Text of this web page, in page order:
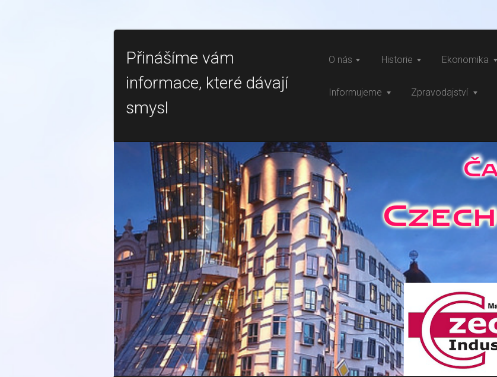
Přinášíme vám
informace, které dávají
smysl
O nás Historie Ekonomika
Informujeme Zpravodajství